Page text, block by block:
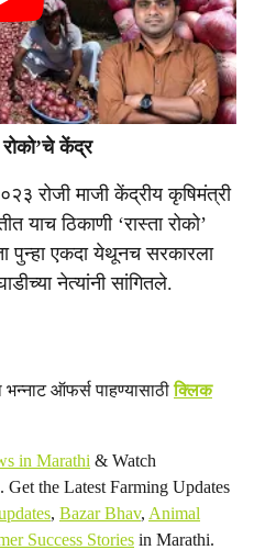
रोको’चे केंद्र
रोजी माजी केंद्रीय कृषिमंत्री
याच ठिकाणी ‘रास्ता रोको’
एकदा येथूनच सरकारला
नेत्यांनी सांगितले.
भन्नाट ऑफर्स पाहण्यासाठीक्लिक
in Marathi & Watch
Get the Latest Farming Updates
, Bazar Bhav, Animal
Success Stories in Marathi.